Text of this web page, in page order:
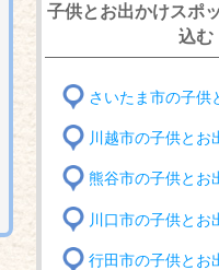
子供とお出かけスポ
込む
さいたま市の子供
川越市の子供とお
熊谷市の子供とお
川口市の子供とお
行田市の子供とお